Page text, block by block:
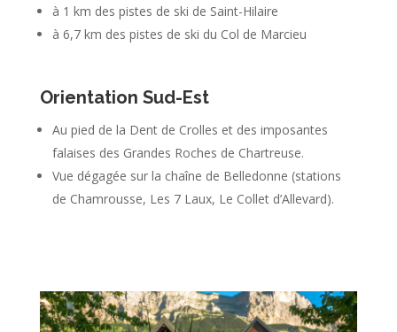
à 1 km des pistes de ski de Saint-Hilaire
à 6,7 km des pistes de ski du Col de Marcieu
Orientation Sud-Est
Au pied de la Dent de Crolles et des imposantes
falaises des Grandes Roches de Chartreuse.
Vue dégagée sur la chaîne de Belledonne (stations
de Chamrousse, Les 7 Laux, Le Collet d’Allevard).